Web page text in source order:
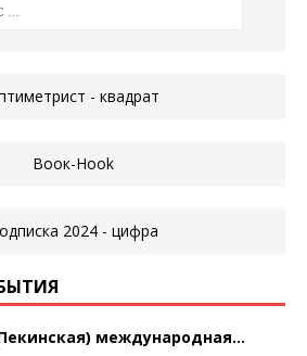
международная...